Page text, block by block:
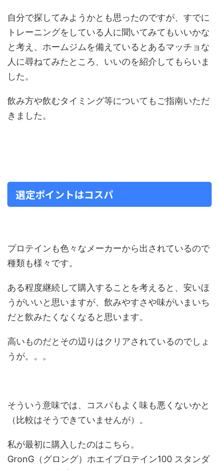
自分で探してみようかとも思ったのですが、すでに
トレーニングをしている人に聞いてみてもいいかな
と考え、ホームジムを備えているとあるマッチョな
人に尋ねてみたところ、いいのを紹介してもらいま
した。
飲み方や飲むタイミング等についてもご指南いただ
きました。
選定ポイントはコスパ
プロテインも色々なメーカーから出されているので
種類も様々です。
ある程度継続して購入することを考えると、安いほ
うがいいと思いますが、飲みやすさや味がいまいち
だと飲みたくなくなると思います。
高いものだとその辺りはクリアされているのでしょ
うが。。。
そういう意味では、コスパもよく味も悪くないかと
（比較はそうできていませんが）。
私が最初に購入したのはこちら。
GronG（グロング）ホエイプロテイン100 スタンダ